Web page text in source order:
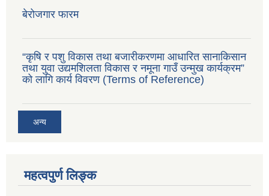
बेरोजगार फारम
“कृषि र पशु विकास तथा बजारीकरणमा आधारित सानाकिसान
तथा युवा उद्यमशिलता विकास र नमूना गाउँ उन्मुख कार्यक्रम”
को लागि कार्य विवरण (Terms of Reference)
अन्य
महत्वपुर्ण लिङ्क